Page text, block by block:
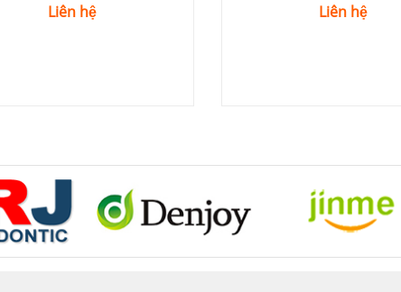
Liên hệ Liên hệ